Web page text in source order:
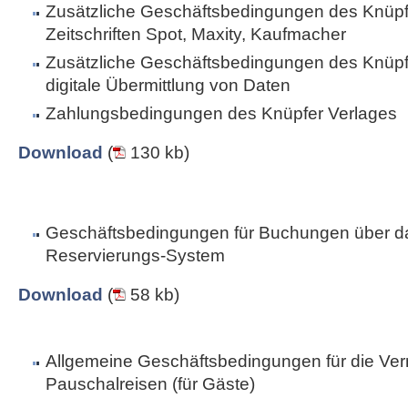
Zusätzliche Geschäftsbedingungen des
Zeitschriften Spot, Maxity, Kaufmacher
Zusätzliche Geschäftsbedingungen des
digitale Übermittlung von Daten
Zahlungsbedingungen des Knüpfer Verlages
Download ( 130 kb)
Geschäftsbedingungen für Buchungen über
Reservierungs-System
Download ( 58 kb)
Allgemeine Geschäftsbedingungen für die
Pauschalreisen (für Gäste)